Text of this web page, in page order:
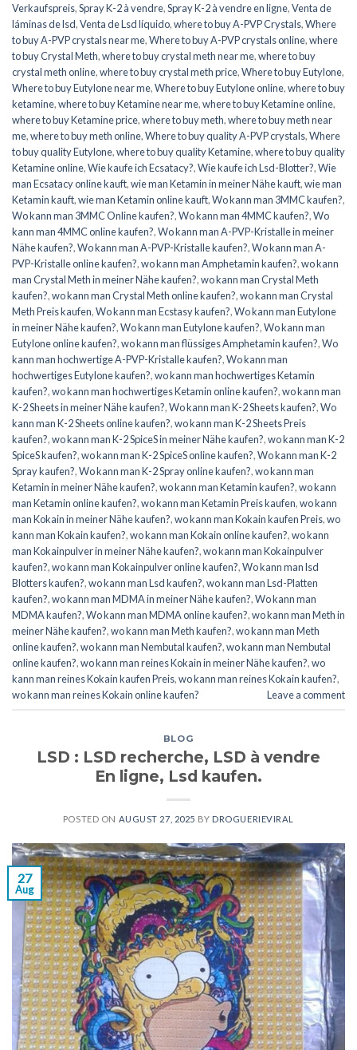
Verkaufspreis,Spray K-2 à vendre,Spray K-2 à vendre en ligne,Venta de
láminas de lsd,Venta de Lsd líquido,where to buy A-PVP Crystals,Where
to buy A-PVP crystals near me,Where to buy A-PVP crystals online,where
to buy Crystal Meth,where to buy crystal meth near me,where to buy
crystal meth online,where to buy crystal meth price,Where to buy Eutylone,
Where to buy Eutylone near me,Where to buy Eutylone online,where to buy
ketamine,where to buy Ketamine near me,where to buy Ketamine online,
where to buy Ketamine price,where to buy meth,where to buy meth near
me,where to buy meth online,Where to buy quality A-PVP crystals,Where
to buy quality Eutylone,where to buy quality Ketamine,where to buy quality
Ketamine online,Wie kaufe ich Ecsatacy?,Wie kaufe ich Lsd-Blotter?,Wie
man Ecsatacy online kauft,wie man Ketamin in meiner Nähe kauft,wie man
Ketamin kauft,wie man Ketamin online kauft,Wo kann man 3MMC kaufen?,
Wo kann man 3MMC Online kaufen?,Wo kann man 4MMC kaufen?,Wo
kann man 4MMC online kaufen?,Wo kann man A-PVP-Kristalle in meiner
Nähe kaufen?,Wo kann man A-PVP-Kristalle kaufen?,Wo kann man A-
PVP-Kristalle online kaufen?,wo kann man Amphetamin kaufen?,wo kann
man Crystal Meth in meiner Nähe kaufen?,wo kann man Crystal Meth
kaufen?,wo kann man Crystal Meth online kaufen?,wo kann man Crystal
Meth Preis kaufen,Wo kann man Ecstasy kaufen?,Wo kann man Eutylone
in meiner Nähe kaufen?,Wo kann man Eutylone kaufen?,Wo kann man
Eutylone online kaufen?,wo kann man flüssiges Amphetamin kaufen?,Wo
kann man hochwertige A-PVP-Kristalle kaufen?,Wo kann man
hochwertiges Eutylone kaufen?,wo kann man hochwertiges Ketamin
kaufen?,wo kann man hochwertiges Ketamin online kaufen?,wo kann man
K-2 Sheets in meiner Nähe kaufen?,Wo kann man K-2 Sheets kaufen?,Wo
kann man K-2 Sheets online kaufen?,wo kann man K-2 Sheets Preis
kaufen?,wo kann man K-2 SpiceS in meiner Nähe kaufen?,wo kann man K-2
SpiceS kaufen?,wo kann man K-2 SpiceS online kaufen?,Wo kann man K-2
Spray kaufen?,Wo kann man K-2 Spray online kaufen?,wo kann man
Ketamin in meiner Nähe kaufen?,wo kann man Ketamin kaufen?,wo kann
man Ketamin online kaufen?,wo kann man Ketamin Preis kaufen,wo kann
man Kokain in meiner Nähe kaufen?,wo kann man Kokain kaufen Preis,wo
kann man Kokain kaufen?,wo kann man Kokain online kaufen?,wo kann
man Kokainpulver in meiner Nähe kaufen?,wo kann man Kokainpulver
kaufen?,wo kann man Kokainpulver online kaufen?,Wo kann man lsd
Blotters kaufen?,wo kann man Lsd kaufen?,wo kann man Lsd-Platten
kaufen?,wo kann man MDMA in meiner Nähe kaufen?,Wo kann man
MDMA kaufen?,Wo kann man MDMA online kaufen?,wo kann man Meth in
meiner Nähe kaufen?,wo kann man Meth kaufen?,wo kann man Meth
online kaufen?,wo kann man Nembutal kaufen?,wo kann man Nembutal
online kaufen?,wo kann man reines Kokain in meiner Nähe kaufen?,wo
kann man reines Kokain kaufen Preis,wo kann man reines Kokain kaufen?,
wo kann man reines Kokain online kaufen?
Leave a comment
BLOG
LSD : LSD recherche, LSD à vendre
En ligne, Lsd kaufen.
POSTED ON AUGUST 27, 2025 BY DROGUERIEVIRAL
27
Aug